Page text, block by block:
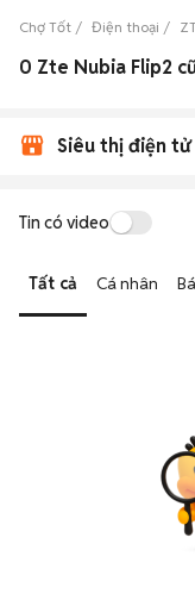
Chợ Tốt Điện thoại
0 Zte Nubia Flip2
Siêu thị điện tử
Tin có video
Tất cả Cá nhân